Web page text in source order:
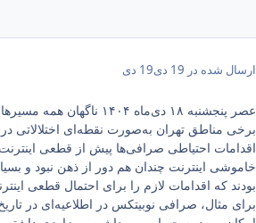
ارسال شده در 19 دی 19 دی
عصر پنجشنبه ۱۸
برخی مناطق تهران به‌صورت نقطه‌ای اختلالاتی
اقدامات احتیاطی صرافی‌ها پیش از قطعی اینترنت
خاموشی اینترنت چندان هم دور از ذهن نبود و
بودند که اقدامات لازم را برای احتمال قطعی